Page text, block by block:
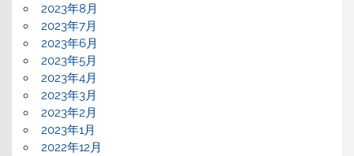
2023年8月
2023年7月
2023年6月
2023年5月
2023年4月
2023年3月
2023年2月
2023年1月
2022年12月